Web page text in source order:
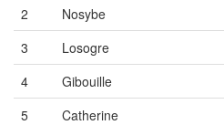
2
Nosybe
3
Losogre
4
Gibouille
5
Catherine